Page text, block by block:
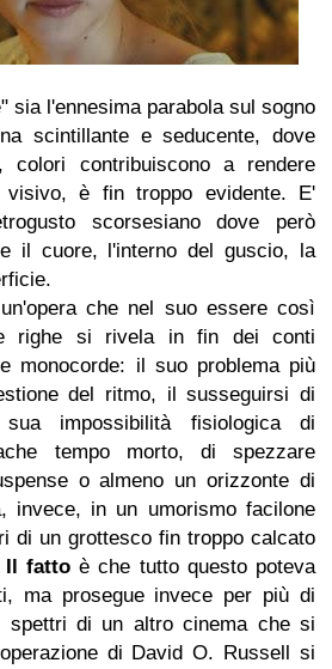
sia l'ennesima parabola sul sogno
scintillante e seducente, dove
colori contribuiscono a rendere
è fin troppo evidente. E'
scorsesiano dove però
il cuore, l'interno del guscio, la
che nel suo essere così
righe si rivela in fin dei conti
monocorde: il suo problema più
del ritmo, il susseguirsi di
impossibilità fisiologica di
tempo morto, di spezzare
o almeno un orizzonte di
invece, in un umorismo facilone
di un grottesco fin troppo calcato
Il fatto è che tutto questo poteva
ma prosegue invece per più di
spettri di un altro cinema che si
di David O. Russell si